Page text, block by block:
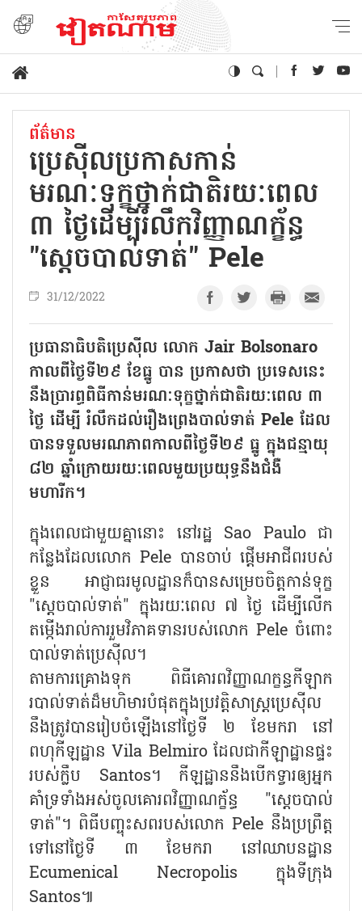
ព័ត៌មាន
ប្រេស៊ីលប្រកាសកាន់
មរណៈទុក្ខថ្នាក់ជាតិរយៈពេល
៣ ថ្ងៃដើម្បីរំលឹកវិញ្ញាណក្ខ័ន្ធ
"ស្តេចបាល់ទាត់" Pele
31/12/2022
ប្រធានាធិបតិប្រេស៊ីល លោក Jair Bolsonaro
កាលពីថ្ងៃទី២៩ ខែធ្នូ បាន ប្រកាសថា ប្រទេសនេះ
នឹងប្រារព្ធពិធីកាន់មរណៈទុក្ខថ្នាក់ជាតិរយៈពេល ៣
ថ្ងៃ ដើម្បី រំលឹកដល់រឿងព្រេងបាល់ទាត់ Pele ដែល
បានទទួលមរណភាពកាលពីថ្ងៃទី២៩ ធ្នូ ក្នុងជន្មាយុ
៨២ ឆ្នាំក្រោយរយៈពេលមួយប្រយុទ្ធនឹងជំងឺ
មហារីក។
ក្នុងពេលជាមួយគ្នានោះ នៅរដ្ឋ Sao Paulo ជា
កន្លែងដែលលោក Pele បានចាប់ ផ្តើមអាជីពរបស់
ខ្លួន អាជ្ញាធរមូលដ្ឋានក៏បានសម្រេចចិត្តកាន់ទុក្ខ
"ស្តេចបាល់ទាត់" ក្នុងរយៈពេល ៧ ថ្ងៃ ដើម្បីលើក
តម្កើងរាល់ការរួមវិភាគទានរបស់លោក Pele ចំពោះ
បាល់ទាត់ប្រេស៊ីល។
តាមការគ្រោងទុក ពិធីគោរពវិញ្ញាណក្ខន្ធកីឡាក
របាល់ទាត់ដ៏មហិមារបំផុតក្នុងប្រវត្តិសាស្ត្រប្រេស៊ីល
នឹងត្រូវបានរៀបចំឡើងនៅថ្ងៃទី ២ ខែមករា នៅ
ពហុកីឡដ្ឋាន Vila Belmiro ដែលជាកីឡាដ្ឋានផ្ទះ
របស់ក្លឹប Santos។ កីឡដ្ឋាននឹងបើកទ្វារឲ្យអ្នក
គាំទ្រទាំងអស់ចូលគោរពវិញ្ញាណក្ខ័ន្ធ "ស្ដេចបាល់
ទាត់"។ ពិធីបញ្ចុះសពរបស់លោក Pele នឹងប្រព្រឹត្ត
ទៅនៅថ្ងៃទី ៣ ខែមករា នៅឈាបនដ្ឋាន
Ecumenical Necropolis ក្នុងទីក្រុង
Santos៕